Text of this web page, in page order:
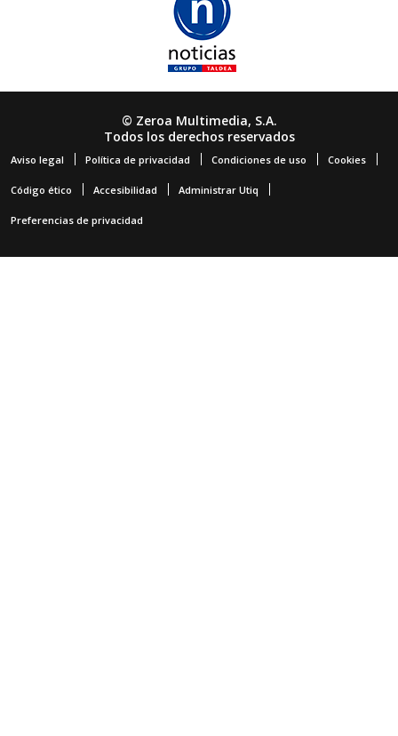
© Zeroa Multimedia, S.A.
Todos los derechos reservados
Aviso legal Política de privacidad Condiciones de uso Cookies
Código ético Accesibilidad Administrar Utiq
Preferencias de privacidad